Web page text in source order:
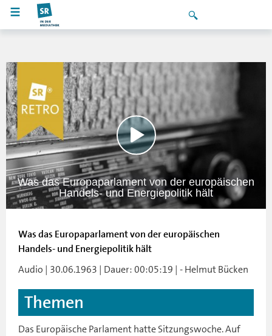
Was das Europaparlament von der europäischen
Handels- und Energiepolitik hält
Was das Europaparlament von der europäischen
Handels- und Energiepolitik hält
Audio | 30.06.1963 | Dauer: 00:05:19 | - Helmut Bücken
Themen
Das Europäische Parlament hatte Sitzungswoche. Auf